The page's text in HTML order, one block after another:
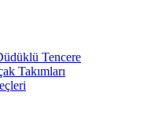
Tencere
Takımları